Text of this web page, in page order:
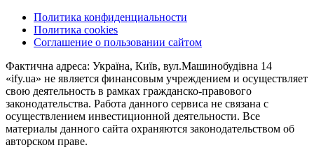
Политика конфиденциальности
Политика cookies
Соглашение о пользовании сайтом
Фактична адреса: Україна, Київ, вул.Машинобудівна 14
«ify.ua» не является финансовым учреждением и осуществляет
свою деятельность в рамках гражданско-правового
законодательства. Работа данного сервиса не связана с
осуществлением инвестиционной деятельности. Все
материалы данного сайта охраняются законодательством об
авторском праве.